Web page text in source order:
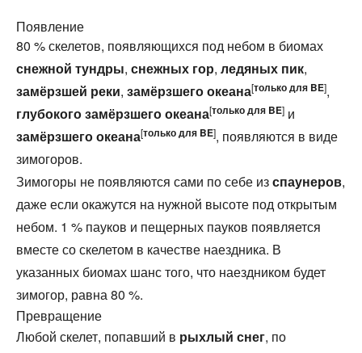
Появление
80 % скелетов, появляющихся под небом в биомах
снежной тундры, снежных гор, ледяных пик,
замёрзшей реки, замёрзшего океана[только для BE],
глубокого замёрзшего океана[только для BE] и
замёрзшего океана[только для BE], появляются в виде
зимогоров.
Зимогоры не появляются сами по себе изспаунеров,
даже если окажутся на нужной высоте под открытым
небом. 1 % пауков и пещерных пауков появляется
вместе со скелетом в качестве наездника. В
указанных биомах шанс того, что наездником будет
зимогор, равна 80 %.
Превращение
Любой скелет, попавший в рыхлый снег, по